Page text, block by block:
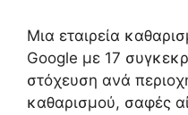
Μια εταιρεία
Google με 17
στόχευση ανά
καθαρισμού, σαφές